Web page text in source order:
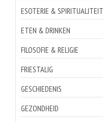
ESOTERIE & SPIRITUALITEIT
ETEN & DRINKEN
FILOSOFIE & RELIGIE
FRIESTALIG
GESCHIEDENIS
GEZONDHEID